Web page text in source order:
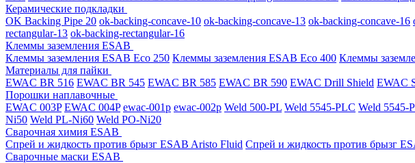
Керамические подкладки
OK Backing Pipe 20 ok-backing-concave-10 ok-backing-concave-13 ok-backing-concave-16
rectangular-13 ok-backing-rectangular-16
Клеммы заземления ESAB
Клеммы заземления ESAB Eco 250 Клеммы заземления ESAB Eco 400 Клеммы
Материалы для пайки
EWAC BR 516 EWAC BR 545 EWAC BR 585 EWAC BR 590 EWAC Drill Shield EWAC
Порошки наплавочные
EWAC 003P EWAC 004P ewac-001p ewac-002p Weld 500-PL Weld 5545-PLC Weld 5545-
Ni50 Weld PL-Ni60 Weld PO-Ni20
Сварочная химия ESAB
Спрей и жидкость против брызг ESAB Aristo Fluid Спрей и жидкость против брызг
Сварочные маски ESAB